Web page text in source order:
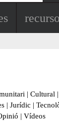
| Cultural |
| Jurídic |
| Vídeos